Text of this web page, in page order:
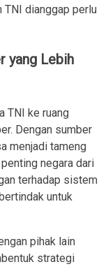
TNI dianggap perlu
yang Lebih
TNI ke ruang
Dengan sumber
menjadi tameng
negara dari
terhadap sistem
untuk
pihak lain
strategi